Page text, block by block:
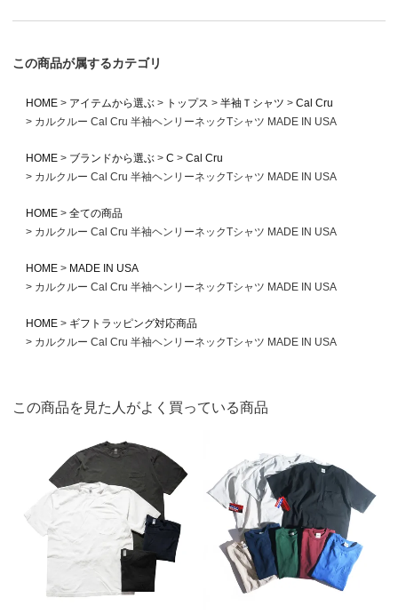
この商品が属するカテゴリ
HOME アイテムから選ぶ トップス 半袖Ｔシャツ
Cal Cru
カルクルー Cal Cru 半袖ヘンリーネックTシャツ MADE IN USA
HOME ブランドから選ぶ C
Cal Cru
カルクルー Cal Cru 半袖ヘンリーネックTシャツ MADE IN USA
HOME
全ての商品
カルクルー Cal Cru 半袖ヘンリーネックTシャツ MADE IN USA
HOME
MADE IN USA
カルクルー Cal Cru 半袖ヘンリーネックTシャツ MADE IN USA
HOME
ギフトラッピング対応商品
カルクルー Cal Cru 半袖ヘンリーネックTシャツ MADE IN USA
この商品を見た人がよく買っている商品